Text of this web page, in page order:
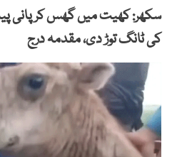
سکھر: کھیت میں گھس کر پانی
کی ٹانگ توڑ دی، مقدمہ درج